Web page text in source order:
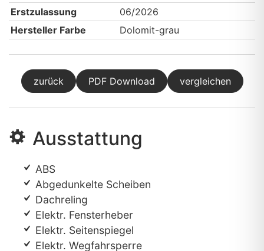
Erstzulassung
06/2026
Hersteller Farbe
Dolomit-grau
zurück PDF Download vergleichen
Ausstattung
ABS
Abgedunkelte Scheiben
Dachreling
Elektr. Fensterheber
Elektr. Seitenspiegel
Elektr. Wegfahrsperre